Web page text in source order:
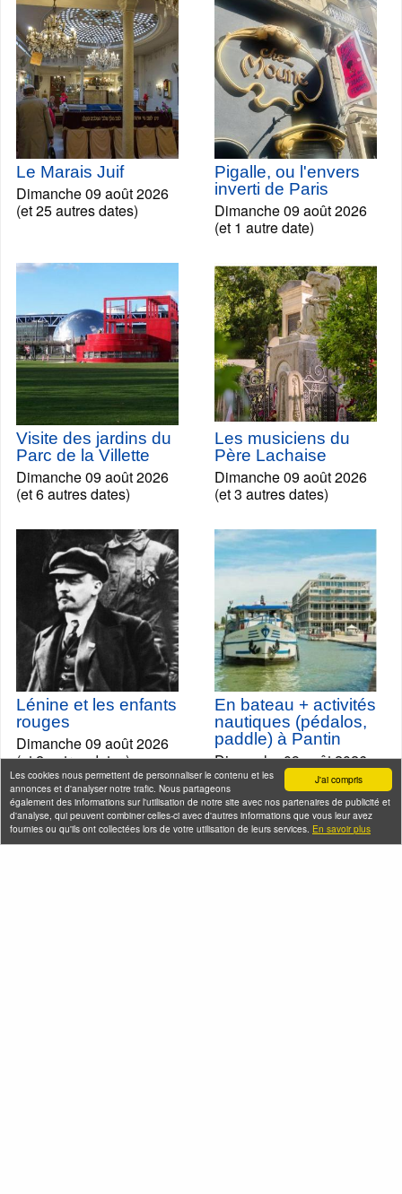
J'ai compris
Les cookies nous permettent de personnaliser le contenu et les
annonces et d'analyser notre trafic. Nous partageons
également des informations sur l'utilisation de notre site avec nos partenaires de publicité et
d'analyse, qui peuvent combiner celles-ci avec d'autres informations que vous leur avez
fournies ou qu'ils ont collectées lors de votre utilisation de leurs services. En savoir plus
Le Marais Juif
Dimanche 09 août 2026
(et 25 autres dates)
Pigalle, ou l'envers
inverti de Paris
Dimanche 09 août 2026
(et 1 autre date)
Visite des jardins du
Parc de la Villette
Dimanche 09 août 2026
(et 6 autres dates)
Les musiciens du
Père Lachaise
Dimanche 09 août 2026
(et 3 autres dates)
Lénine et les enfants
rouges
Dimanche 09 août 2026
(et 2 autres dates)
En bateau + activités
nautiques (pédalos,
paddle) à Pantin
Dimanche 09 août 2026
(et 3 autres dates)